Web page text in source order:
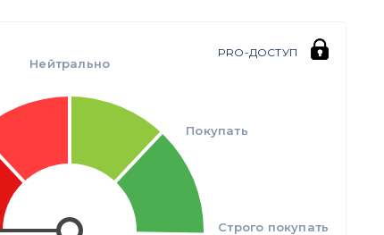
PRO-ДОСТУП
Нейтрально
Покупать
Строго покупать